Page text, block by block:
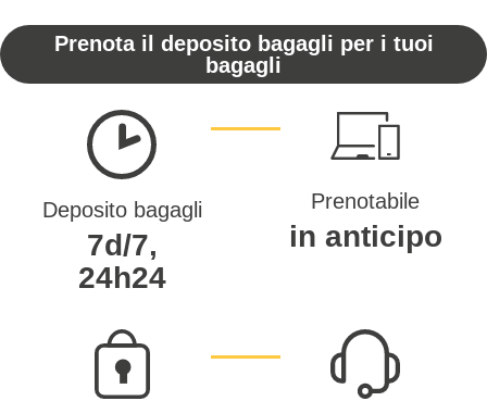
Prenota il deposito bagagli per i tuoi
bagagli
Deposito bagagli
7d/7,
24h24
Prenotabile
in anticipo